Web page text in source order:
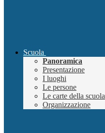
Scuola
Panoramica
Presentazione
I luoghi
Le persone
Le carte della scuola
Organizzazione